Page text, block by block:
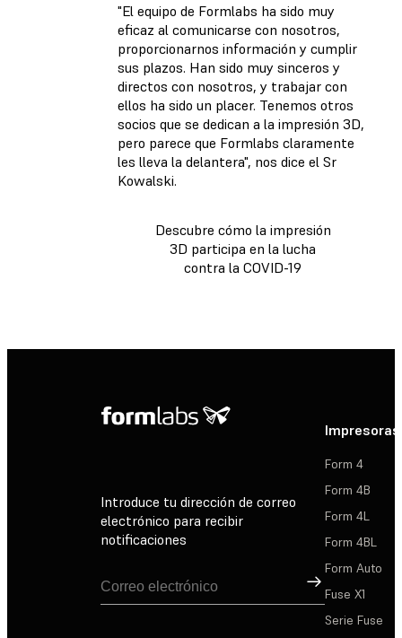
"El equipo de Formlabs ha sido muy
eficaz al comunicarse con nosotros,
proporcionarnos información y cumplir
sus plazos. Han sido muy sinceros y
directos con nosotros, y trabajar con
ellos ha sido un placer. Tenemos otros
socios que se dedican a la impresión 3D,
pero parece que Formlabs claramente
les lleva la delantera", nos dice el Sr
Kowalski.
Descubre cómo la impresión
3D participa en la lucha
contra la COVID-19
Introduce tu dirección de correo
electrónico para recibir
notificaciones
Suscribirse
Impresoras
Form 4
Form 4B
Form 4L
Form 4BL
Form Auto
Fuse X1
Serie Fuse